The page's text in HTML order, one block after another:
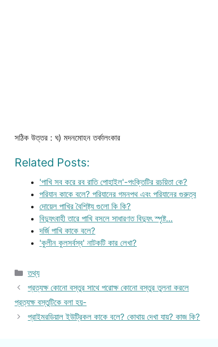
সঠিক উত্তর : ঘ) মদনমোহন তর্কালংকার
Related Posts:
'পাখি সব করে রব রাতি পোহাইল'-পংক্তিটির রচয়িতা কে?
পরিযান কাকে বলে? পরিযানের গমনপথ এবং পরিযানের গুরুত্ব
দোয়েল পাখির বৈশিষ্ট্য গুলো কি কি?
বিদ্যুৎবাহী তারে পাখি বসলে সাধারণত বিদ্যুৎ স্পৃষ্ট…
দর্জি পাখি কাকে বলে?
'কুলীন কুলসর্বস্ব' নাটকটি কার লেখা?
Categories
তথ্য
প্রত্যক্ষ কোনো বস্তুর সাথে পরোক্ষ কোনো বস্তুর তুলনা করলে
প্রত্যক্ষ বস্তুটিকে বলা হয়-
প্রাইমরডিয়াল ইউট্রিকল কাকে বলে? কোথায় দেখা যায়? কাজ কি?